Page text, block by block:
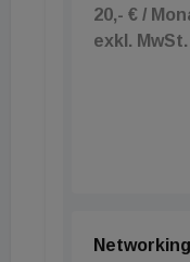
Trotz der
identifiziert die
knapp 23 % der
bis sehr gut über
Teilnehmer
20,- € /
exkl. MwSt.
Networking